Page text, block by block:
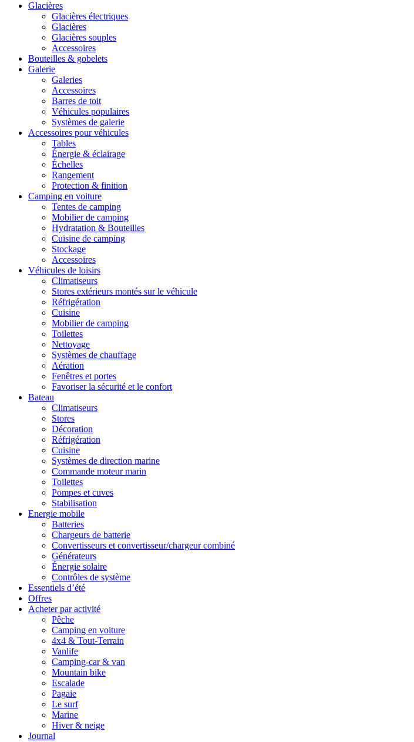
Glacières
Glacières électriques
Glacières
Glacières souples
Accessoires
Bouteilles & gobelets
Galerie
Galeries
Accessoires
Barres de toit
Véhicules populaires
Systèmes de galerie
Accessoires pour véhicules
Tables
Énergie & éclairage
Échelles
Rangement
Protection & finition
Camping en voiture
Tentes de camping
Mobilier de camping
Hydratation & Bouteilles
Cuisine de camping
Stockage
Accessoires
Véhicules de loisirs
Climatiseurs
Stores extérieurs montés sur le véhicule
Réfrigération
Cuisine
Mobilier de camping
Toilettes
Nettoyage
Systèmes de chauffage
Aération
Fenêtres et portes
Favoriser la sécurité et le confort
Bateau
Climatiseurs
Stores
Décoration
Réfrigération
Cuisine
Systèmes de direction marine
Commande moteur marin
Toilettes
Pompes et cuves
Stabilisation
Energie mobile
Batteries
Chargeurs de batterie
Convertisseurs et convertisseur/chargeur combiné
Générateurs
Énergie solaire
Contrôles de système
Essentiels d’été
Offres
Acheter par activité
Pêche
Camping en voiture
4x4 & Tout-Terrain
Vanlife
Camping-car & van
Mountain bike
Escalade
Pagaie
Le surf
Marine
Hiver & neige
Journal